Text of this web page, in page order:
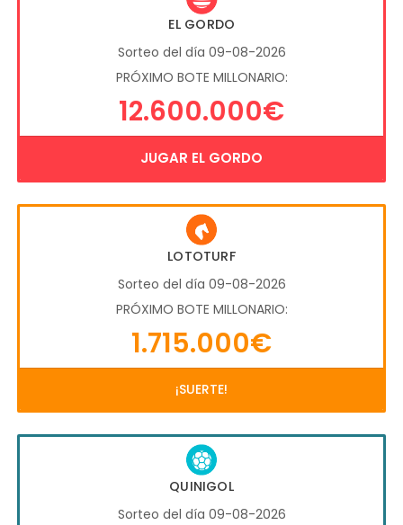
EL GORDO
Sorteo del día 09-08-2026
PRÓXIMO BOTE MILLONARIO:
12.600.000€
JUGAR EL GORDO
LOTOTURF
Sorteo del día 09-08-2026
PRÓXIMO BOTE MILLONARIO:
1.715.000€
¡SUERTE!
QUINIGOL
Sorteo del día 09-08-2026